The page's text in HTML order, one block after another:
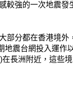
較強的一次地震發
部分都在香港境
地震台網投入運作
長洲附近，這些